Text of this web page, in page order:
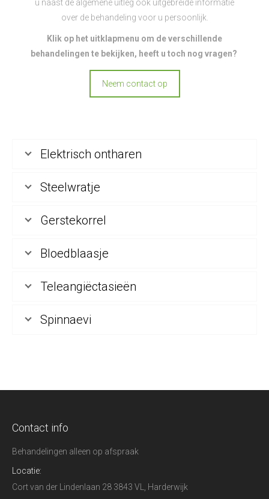
u naast de algemene uitleg ook uitgebreide informatie
over de behandeling voor u persoonlijk.
Klik op het uitklapmenu om de verschillende
behandelingen te bekijken, heeft u toch nog vragen?
Neem contact op
Elektrisch ontharen
Steelwratje
Gerstekorrel
Bloedblaasje
Teleangiëctasieën
Spinnaevi
Contact info
Behandelingen alleen op afspraak
Locatie:
Cort van der Lindenlaan 28 3843 VL, Harderwijk